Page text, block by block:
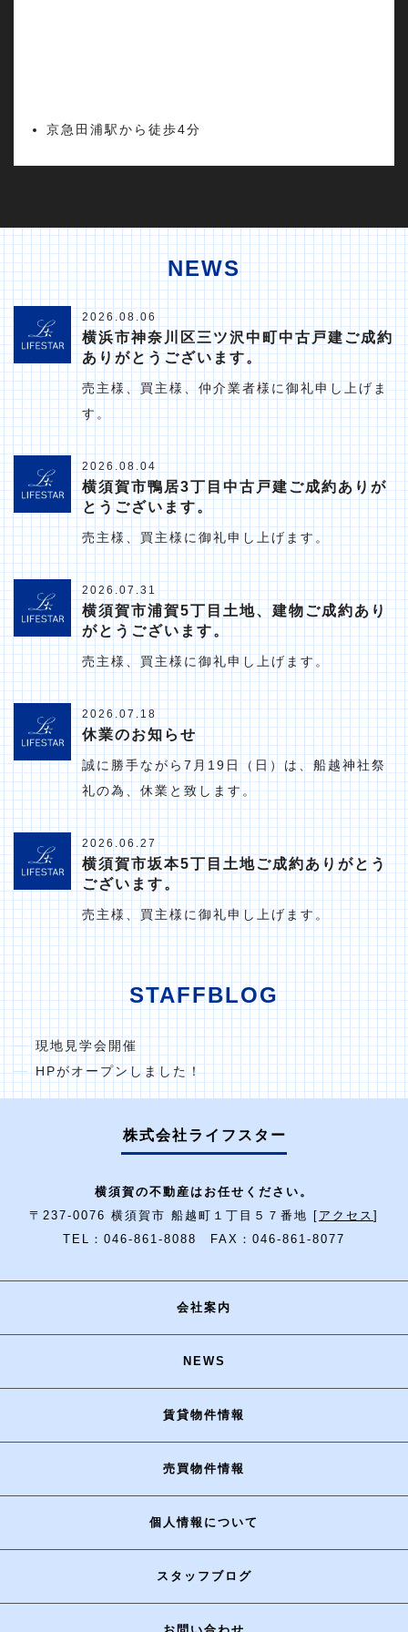
京急田浦駅から徒歩4分
NEWS
2026.08.06
横浜市神奈川区三ツ沢中町中古戸建ご成約
ありがとうございます。
売主様、買主様、仲介業者様に御礼申し上げま
す。
2026.08.04
横須賀市鴨居3丁目中古戸建ご成約ありが
とうございます。
売主様、買主様に御礼申し上げます。
2026.07.31
横須賀市浦賀5丁目土地、建物ご成約あり
がとうございます。
売主様、買主様に御礼申し上げます。
2026.07.18
休業のお知らせ
誠に勝手ながら7月19日（日）は、船越神社祭
礼の為、休業と致します。
2026.06.27
横須賀市坂本5丁目土地ご成約ありがとう
ございます。
売主様、買主様に御礼申し上げます。
STAFFBLOG
現地見学会開催
HPがオープンしました！
株式会社ライフスター
横須賀の不動産はお任せください。
〒237-0076 横須賀市 船越町１丁目５７番地 [ アクセス ]
TEL：046-861-8088 FAX：046-861-8077
会社案内
NEWS
賃貸物件情報
売買物件情報
個人情報について
スタッフブログ